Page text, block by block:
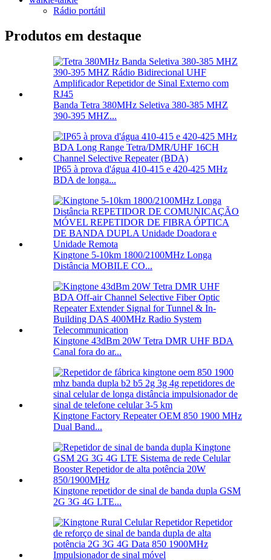
Rádio portátil
Produtos em destaque
Banda Tetra 380MHz Seletiva 380-385 MHZ
390-395 MHZ...
IP65 à prova d'água 410-415 e 420-425 MHz
BDA de longa...
Kingtone 5-10km 1800/2100MHz Longa
Distância MOBILE CO...
Kingtone 43dBm 20W Tetra DMR UHF BDA
Canal fora do ar...
Kingtone Factory Repeater OEM 850 1900 MHz
Dual Band...
Kingtone repetidor de sinal de banda dupla GSM
2G 3G 4G LTE...